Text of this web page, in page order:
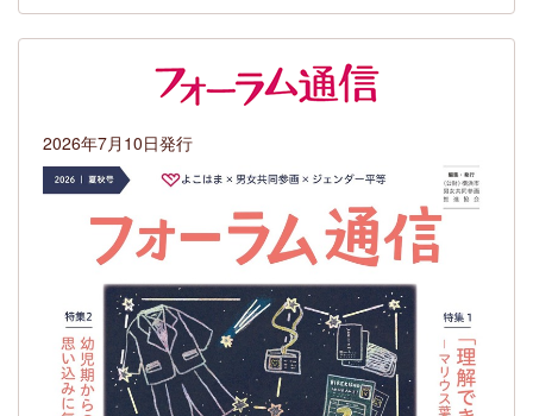
2026年7月10日発行